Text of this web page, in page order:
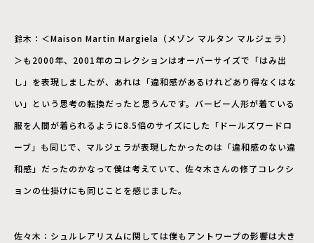
鈴木：＜Maison Martin Margiela（メゾン マルタン マルジェラ）
＞も2000年、2001年のコレクションはオーバーサイズで「はみ出
し」を表現しましたが、あれは「違和感があるけれどあり得なくはな
い」という思考の転換だったと思うんです。バービー人形が着ている
服を人間が着られるように8.5倍のサイズにした「ドールズワードロ
ーブ」も同じで、マルジェラが表現したかったのは「違和感のない違
和感」だったのかなって僕は考えていて、佐々木さんの修了コレクシ
ョンの仕掛けにも同じことを感じました。
佐々木：シュルレアリスムに関しては僕もアントワープの影響は大き